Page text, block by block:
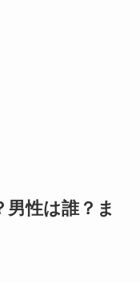
性は誰？ま